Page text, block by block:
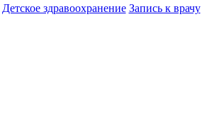
Детское здравоохранение Запись к врачу